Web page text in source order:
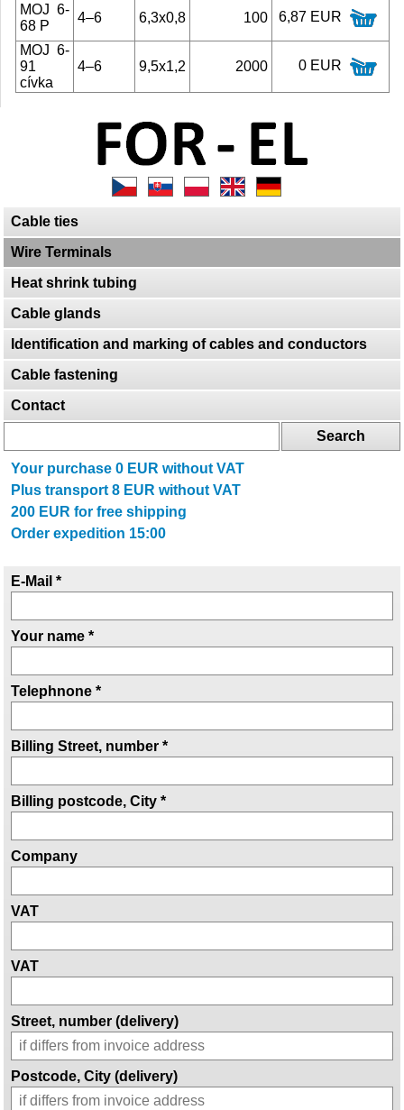
Cable ties
Wire Terminals
Heat shrink tubing
Cable glands
Identification and marking of cables and conductors
Cable fastening
Contact
E-Mail *
Your name *
Telephnone *
Billing Street, number *
Billing postcode, City *
Company
VAT
VAT
Street, number (delivery)
Postcode, City (delivery)
Your purchase 0 EUR without VAT
Plus transport 8 EUR without VAT
200 EUR for free shipping
Order expedition 15:00
MOJ 6-
68 P
4–6 6,3x0,8 100 6,87 EUR
MOJ 6-
91
cívka
4–6 9,5x1,2 2000 0 EUR